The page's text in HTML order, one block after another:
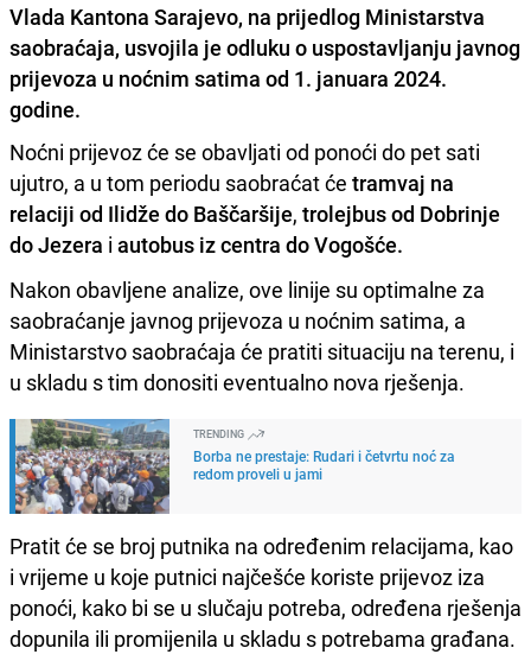
Vlada Kantona Sarajevo, na prijedlog Ministarstva
saobraćaja, usvojila je odluku o uspostavljanju javnog
prijevoza u noćnim satima od 1. januara 2024.
godine.
Noćni prijevoz će se obavljati od ponoći do pet sati
ujutro, a u tom periodu saobraćat će tramvaj na
relaciji od Ilidže do Baščaršije, trolejbus od Dobrinje
do Jezera i autobus iz centra do Vogošće.
Nakon obavljene analize, ove linije su optimalne za
saobraćanje javnog prijevoza u noćnim satima, a
Ministarstvo saobraćaja će pratiti situaciju na terenu, i
u skladu s tim donositi eventualno nova rješenja.
TRENDING
Borba ne prestaje: Rudari i četvrtu noć za
redom proveli u jami
Pratit će se broj putnika na određenim relacijama, kao
i vrijeme u koje putnici najčešće koriste prijevoz iza
ponoći, kako bi se u slučaju potreba, određena rješenja
dopunila ili promijenila u skladu s potrebama građana.